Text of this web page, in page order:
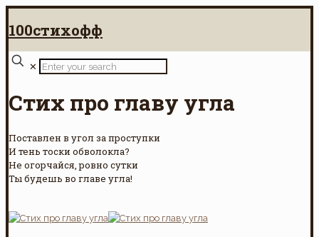
100стихофф
✕
Стих про главу угла
Поставлен в угол за проступки
И тень тоски обволокла?
Не огорчайся, ровно сутки
Ты будешь во главе угла!